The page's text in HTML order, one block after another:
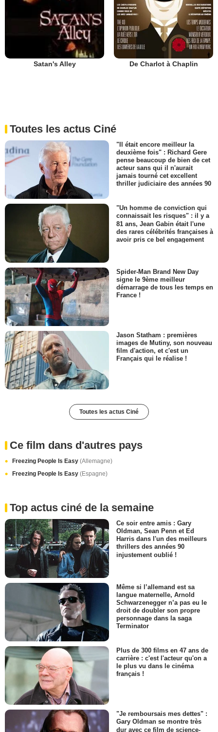
Satan's Alley De Charlot à Chaplin
Toutes les actus Ciné
"Il était encore meilleur la
deuxième fois" : Richard Gere
pense beaucoup de bien de cet
acteur sans qui il n'aurait
jamais tourné cet excellent
thriller judiciaire des années 90
"Un homme de conviction qui
connaissait les risques" : il y a
81 ans, Jean Gabin était l'une
des rares célébrités françaises à
avoir pris ce bel engagement
Spider-Man Brand New Day
signe le 9ème meilleur
démarrage de tous les temps en
France !
Jason Statham : premières
images de Mutiny, son nouveau
film d'action, et c'est un
Français qui le réalise !
Toutes les actus Ciné
Ce film dans d'autres pays
Freezing People Is Easy (Allemagne)
Freezing People Is Easy (Espagne)
Top actus ciné de la semaine
Ce soir entre amis : Gary
Oldman, Sean Penn et Ed
Harris dans l'un des meilleurs
thrillers des années 90
injustement oublié !
Même si l’allemand est sa
langue maternelle, Arnold
Schwarzenegger n’a pas eu le
droit de doubler son propre
personnage dans la saga
Terminator
Plus de 300 films en 47 ans de
carrière : c'est l'acteur qu'on a
le plus vu dans le cinéma
français !
"Je remboursais mes dettes" :
Gary Oldman se montre très
dur avec ce film de science-